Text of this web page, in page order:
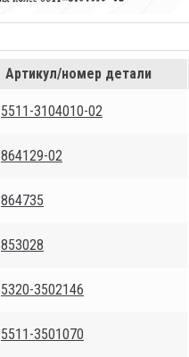
Артикул/номер детали
5511-3104010-02
864129-02
864735
853028
5320-3502146
5511-3501070